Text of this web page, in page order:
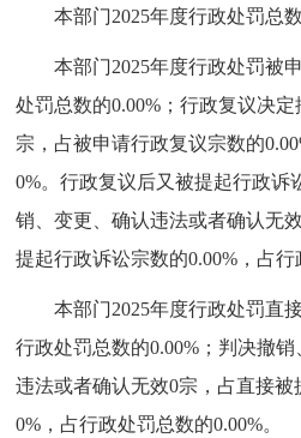
本部门2025年度行政处罚总
本部门2025年度行政处罚被
处罚总数的0.00%；行政复议决
宗，占被申请行政复议宗数的
0%。行政复议后又被提起行政诉
销、变更、确认违法或者确认无
提起行政诉讼宗数的0.00%，占行
本部门2025年度行政处罚直
行政处罚总数的0.00%；判决撤
违法或者确认无效0宗，占直接被
0%，占行政处罚总数的0.00%。